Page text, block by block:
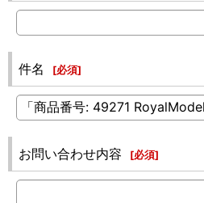
件名 [必須]
お問い合わせ内容 [必須]